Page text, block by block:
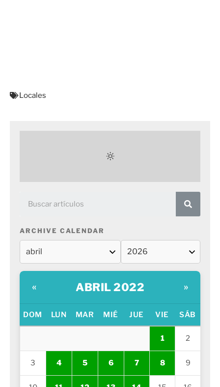
Locales
ARCHIVE CALENDAR
« ABRIL 2022 »
DOM LUN MAR MIÉ JUE VIE SÁB
1 2
3 4 5 6 7 8 9